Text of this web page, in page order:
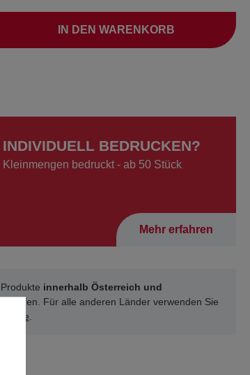
IN DEN WARENKORB
INDIVIDUELL BEDRUCKEN?
Kleinmengen bedruckt - ab 50 Stück
Mehr erfahren
innerhalb Österreich und
kaufen. Für alle anderen Länder verwenden Sie
Seite.